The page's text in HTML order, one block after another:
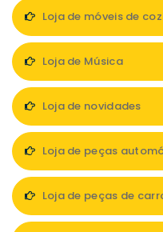
Loja de móveis de
Loja de Música
Loja de novidades
Loja de peças
Loja de peças de